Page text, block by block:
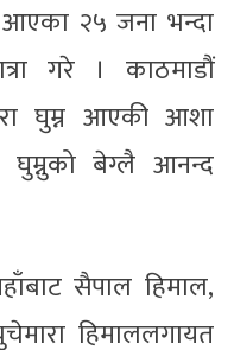
आएका २५ जना भन्दा
गरे । काठमाडौं
घुम्न आएकी आशा
घुम्नुको बेग्लै आनन्द
सैपाल हिमाल,
हिमाललगायत